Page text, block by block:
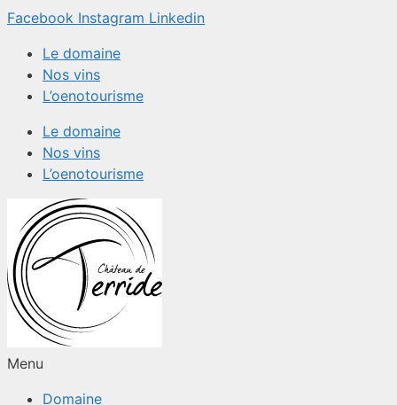
Aller
contenu
Facebook Instagram Linkedin
Le domaine
Nos vins
L’oenotourisme
Le domaine
Nos vins
L’oenotourisme
Menu
Domaine